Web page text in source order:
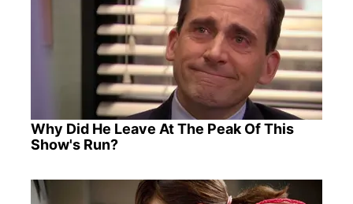
Why Did He Leave At The Peak Of This
Show's Run?